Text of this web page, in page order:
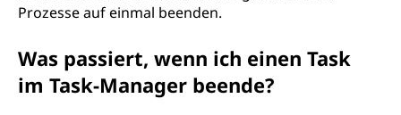
Prozesse auf einmal beenden.
Was passiert, wenn ich einen Task
im Task-Manager beende?